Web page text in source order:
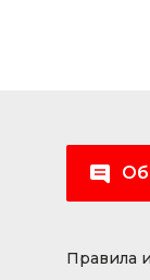
Правила